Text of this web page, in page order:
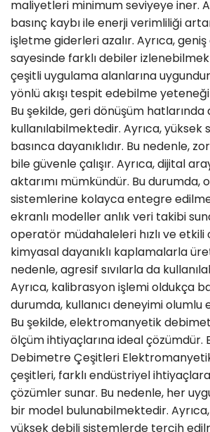
maliyetleri minimum seviyeye iner.
basınç kaybı ile enerji verimliliği
işletme giderleri azalır. Ayrıca, geniş
sayesinde farklı debiler
çeşitli uygulama alanlarına
yönlü akışı tespit edebilme
Bu şekilde, geri dönüşüm hatlarında
kullanılabilmektedir. Ayrıca, yüksek
basınca dayanıklıdır. Bu nedenle,
bile güvenle çalışır. Ayrıca, dijital
aktarımı mümkündür. Bu durumda,
sistemlerine kolayca entegre
ekranlı modeller anlık veri takibi
operatör müdahaleleri hızlı ve etkili
kimyasal dayanıklı kaplamalarla
nedenle, agresif sıvılarla da
Ayrıca, kalibrasyon işlemi oldukça
durumda, kullanıcı deneyimi
Bu şekilde, elektromanyetik
ölçüm ihtiyaçlarına ideal
Debimetre Çeşitleri
çeşitleri, farklı endüstriyel
çözümler sunar. Bu nedenle, her
bir model bulunabilmektedir.
yüksek debili sistemlerde tercih